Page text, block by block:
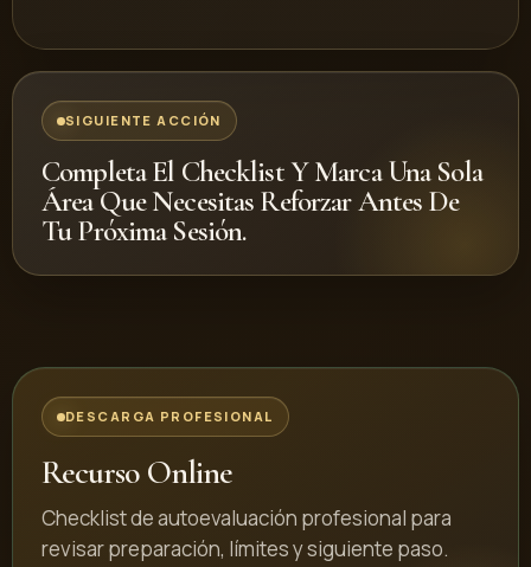
SIGUIENTE ACCIÓN
Completa El Checklist Y Marca Una Sola
Área Que Necesitas Reforzar Antes De
Tu Próxima Sesión.
DESCARGA PROFESIONAL
Recurso Online
Checklist de autoevaluación profesional para
revisar preparación, límites y siguiente paso.